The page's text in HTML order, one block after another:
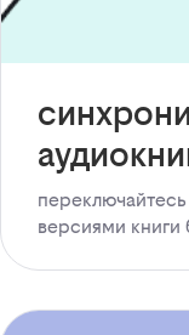
версиями книги